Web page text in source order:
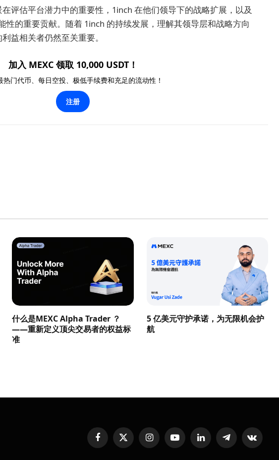
评估平台潜力中的重要性，1inch 在他们领导下的战略扩展，以及
性的重要贡献。随着 1inch 的持续发展，理解其领导层和战略方向
益相关者仍然至关重要。
加入 MEXC 领取 10,000 USDT！
热门代币、每日空投、极低手续费和充足的流动性！
注册
什么是MEXC Alpha Trader ？
——重新定义顶尖交易者的权益标
准
5 亿美元守护承诺，为无限机会护
航
FacebookX
(Twitter)
InstagramYouTubeLinkedInTelegramVKontakte